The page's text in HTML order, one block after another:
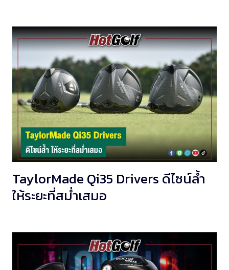
TaylorMade Qi35 Drivers ดีไซน์ล้ำ
ให้ระยะที่สม่ำเสมอ